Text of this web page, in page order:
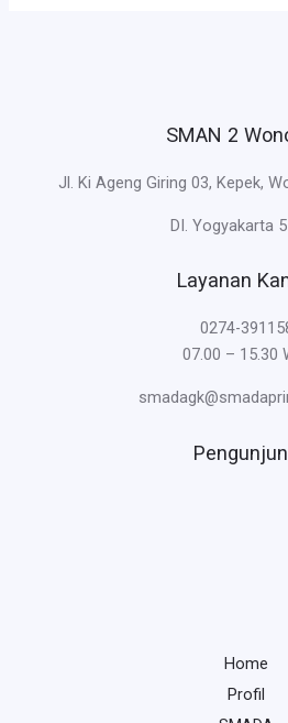
SMAN 2
Jl. Ki Ageng Giring 03, Kepek,
DI. Yogyakarta
Layanan
0274-
07.00 – 15.30
Home
Profil